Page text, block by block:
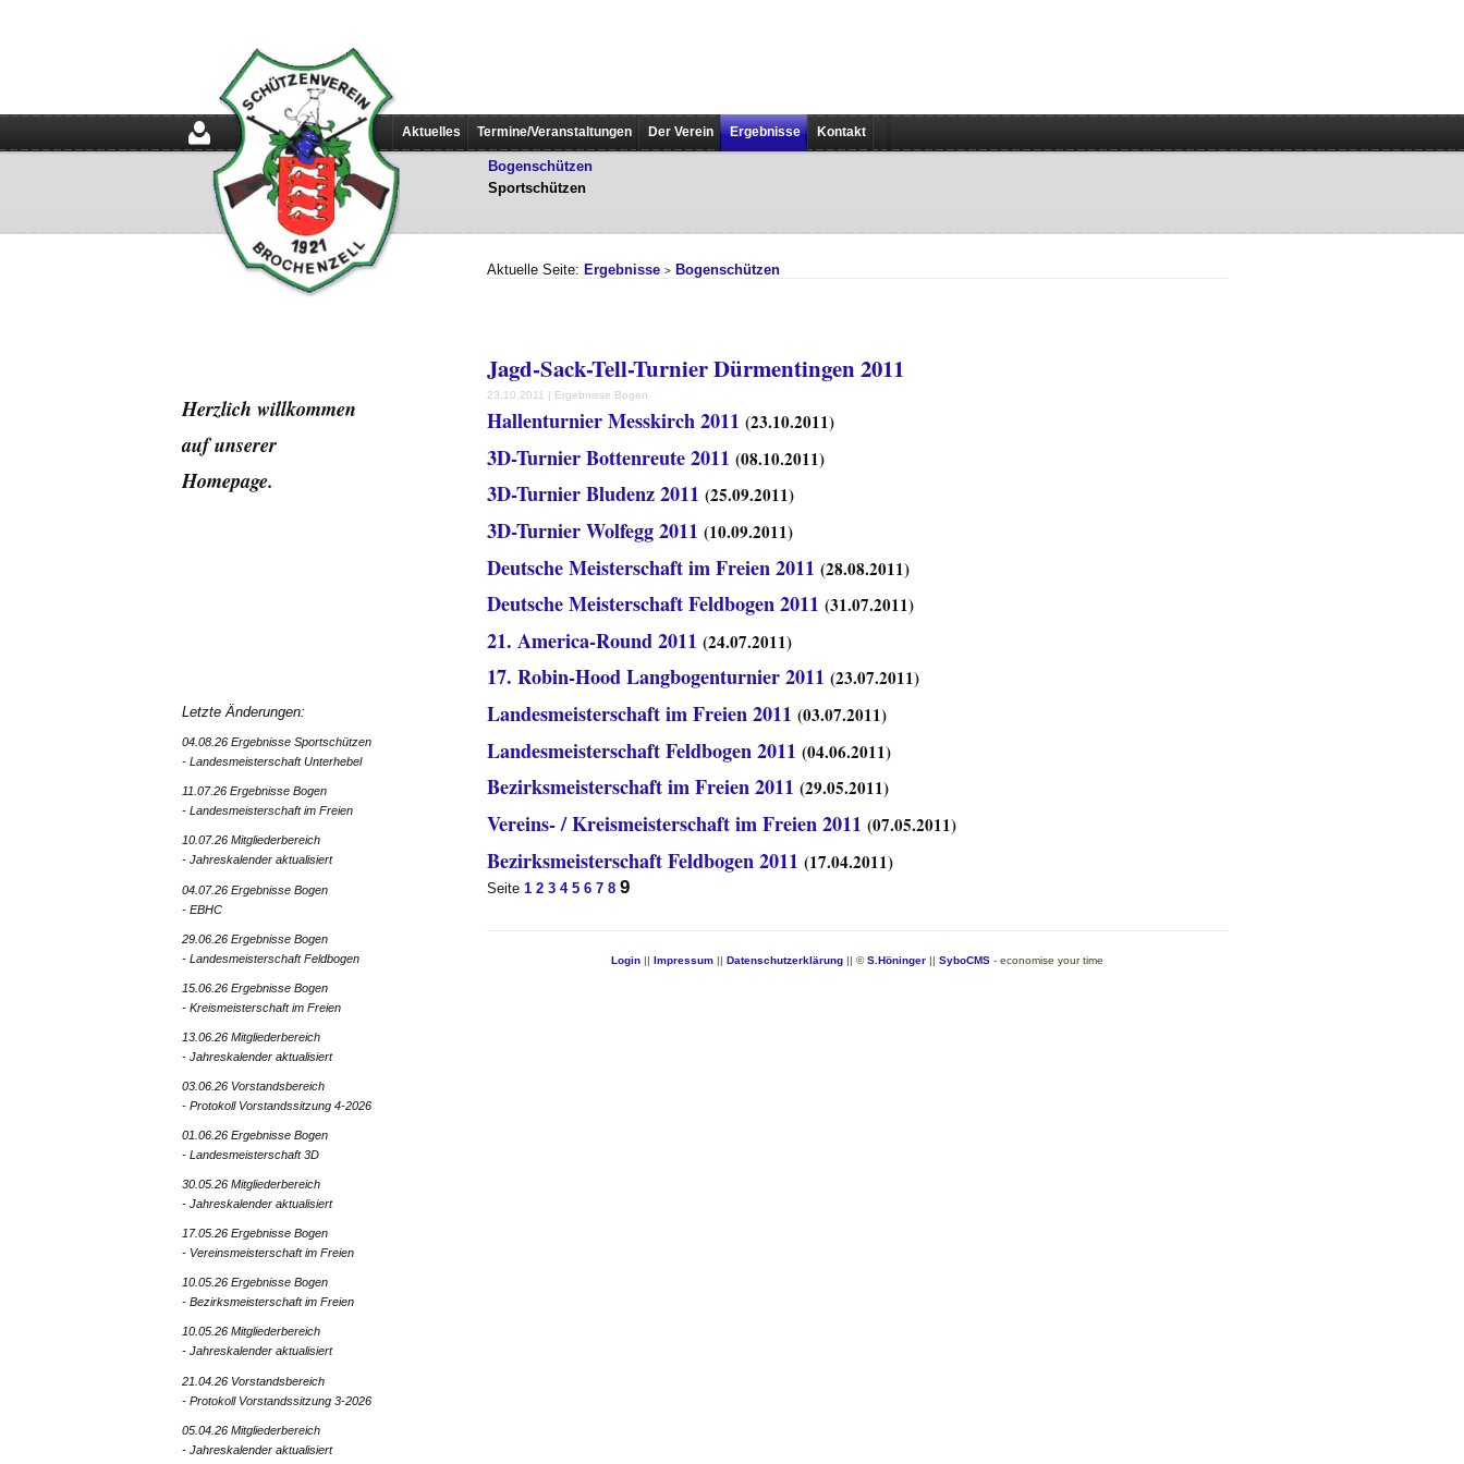
Aktuelles Termine/Veranstaltungen Der Verein Ergebnisse Kontakt
Bogenschützen
Sportschützen
Aktuelle Seite: Ergebnisse > Bogenschützen
Jagd-Sack-Tell-Turnier Dürmentingen 2011
23.10.2011 | Ergebnisse Bogen
Hallenturnier Messkirch 2011 (23.10.2011)
3D-Turnier Bottenreute 2011 (08.10.2011)
3D-Turnier Bludenz 2011 (25.09.2011)
3D-Turnier Wolfegg 2011 (10.09.2011)
Deutsche Meisterschaft im Freien 2011 (28.08.2011)
Deutsche Meisterschaft Feldbogen 2011 (31.07.2011)
21. America-Round 2011 (24.07.2011)
17. Robin-Hood Langbogenturnier 2011 (23.07.2011)
Landesmeisterschaft im Freien 2011 (03.07.2011)
Landesmeisterschaft Feldbogen 2011 (04.06.2011)
Bezirksmeisterschaft im Freien 2011 (29.05.2011)
Vereins- / Kreismeisterschaft im Freien 2011 (07.05.2011)
Bezirksmeisterschaft Feldbogen 2011 (17.04.2011)
Seite 1 2 3 4 5 6 7 8 9
Login || Impressum || Datenschutzerklärung || ©S.Höninger || SyboCMS - economise your time
Herzlich willkommen
auf unserer
Homepage.
Letzte Änderungen:
04.08.26 Ergebnisse Sportschützen
- Landesmeisterschaft Unterhebel
11.07.26 Ergebnisse Bogen
- Landesmeisterschaft im Freien
10.07.26 Mitgliederbereich
- Jahreskalender aktualisiert
04.07.26 Ergebnisse Bogen
- EBHC
29.06.26 Ergebnisse Bogen
- Landesmeisterschaft Feldbogen
15.06.26 Ergebnisse Bogen
- Kreismeisterschaft im Freien
13.06.26 Mitgliederbereich
- Jahreskalender aktualisiert
03.06.26 Vorstandsbereich
- Protokoll Vorstandssitzung 4-2026
01.06.26 Ergebnisse Bogen
- Landesmeisterschaft 3D
30.05.26 Mitgliederbereich
- Jahreskalender aktualisiert
17.05.26 Ergebnisse Bogen
- Vereinsmeisterschaft im Freien
10.05.26 Ergebnisse Bogen
- Bezirksmeisterschaft im Freien
10.05.26 Mitgliederbereich
- Jahreskalender aktualisiert
21.04.26 Vorstandsbereich
- Protokoll Vorstandssitzung 3-2026
05.04.26 Mitgliederbereich
- Jahreskalender aktualisiert